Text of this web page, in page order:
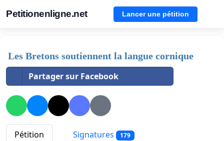
Petitionenligne.net Lancer une pétition
Les Bretons soutiennent la langue cornique
Partager sur Facebook
Pétition Signatures 179